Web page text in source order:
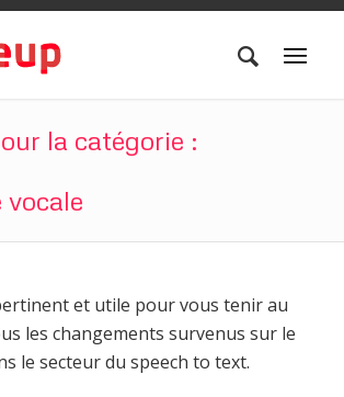
la catégorie :
vocale
et utile pour vous tenir au
les changements survenus sur le
le secteur du speech to text.